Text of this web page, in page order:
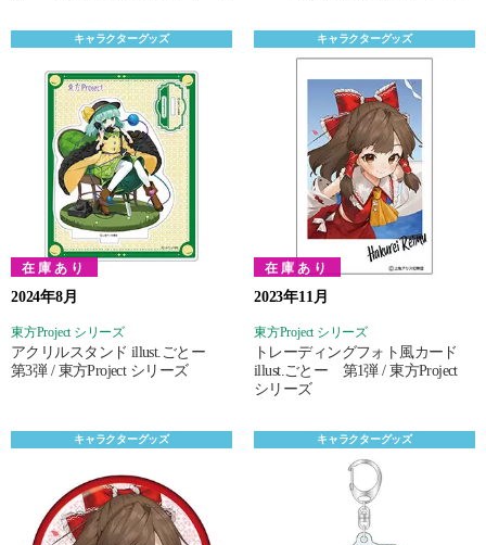
キャラクターグッズ
在庫あり
2024年8月
東方Project シリーズ
アクリルスタンド illust.ごとー
第3弾 / 東方Project シリーズ
キャラクターグッズ
在庫あり
2023年11月
東方Project シリーズ
トレーディングフォト風カード
illust.ごとー 第1弾 / 東方Project
シリーズ
キャラクターグッズ キャラクターグッズ